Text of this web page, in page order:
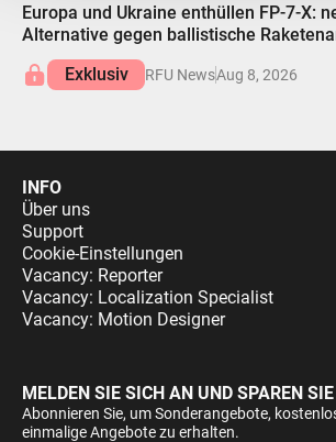
Europa und Ukraine enthüllen FP-7-X:
Alternative gegen ballistische
Exklusiv
RFU NewsAug 8, 2026
INFO
Über uns
Support
Cookie-Einstellungen
Vacancy: Reporter
Vacancy: Localization Specialist
Vacancy: Motion Designer
MELDEN SIE SICH AN UND SPAREN SIE
Abonnieren Sie, um Sonderangebote,
einmalige Angebote zu erhalten.